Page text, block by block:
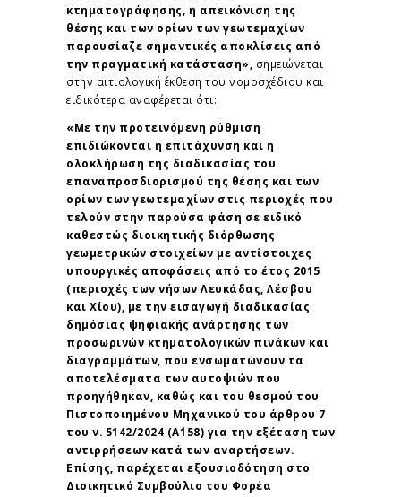
κτηματογράφησης, η απεικόνιση της
θέσης και των ορίων των γεωτεμαχίων
παρουσίαζε σημαντικές αποκλίσεις από
την πραγματική κατάσταση»,
σημειώνεται
στην αιτιολογική έκθεση του νομοσχέδιου και
ειδικότερα αναφέρεται ότι:
«Με την προτεινόμενη ρύθμιση
επιδιώκονται η επιτάχυνση και η
ολοκλήρωση της διαδικασίας του
επαναπροσδιορισμού της θέσης και των
ορίων των γεωτεμαχίων στις περιοχές που
τελούν στην παρούσα φάση σε ειδικό
καθεστώς διοικητικής διόρθωσης
γεωμετρικών στοιχείων με αντίστοιχες
υπουργικές αποφάσεις από το έτος 2015
(περιοχές των νήσων Λευκάδας, Λέσβου
και Χίου), με την εισαγωγή διαδικασίας
δημόσιας ψηφιακής ανάρτησης των
προσωρινών κτηματολογικών πινάκων και
διαγραμμάτων, που ενσωματώνουν τα
αποτελέσματα των αυτοψιών που
προηγήθηκαν, καθώς και του θεσμού του
Πιστοποιημένου Μηχανικού του άρθρου 7
του ν. 5142/2024 (Α΄158) για την εξέταση των
αντιρρήσεων κατά των αναρτήσεων.
Επίσης, παρέχεται εξουσιοδότηση στο
Διοικητικό Συμβούλιο του Φορέα